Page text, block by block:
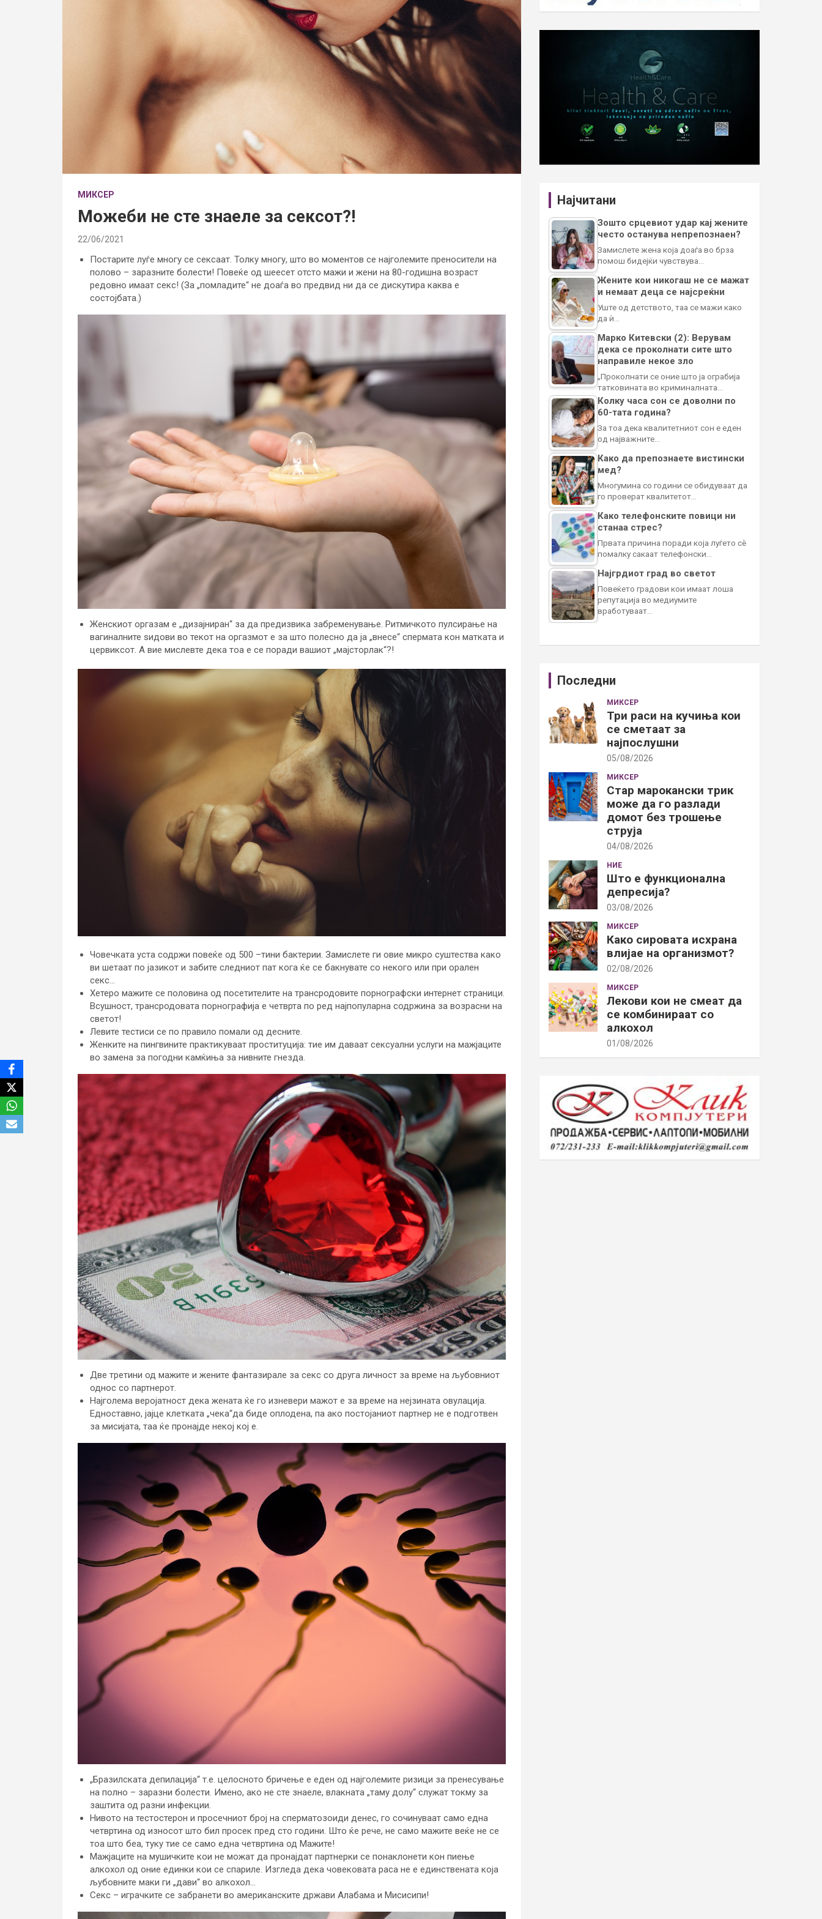
МИКСЕР
Можеби не сте знаеле за сексот?!
22/06/2021
Постарите луѓе многу се сексаат. Толку многу, што во моментов се најголемите преносители на
полово – заразните болести! Повеќе од шеесет отсто мажи и жени на 80-годишна возраст
редовно имаат секс! (За „помладите“ не доаѓа во предвид ни да се дискутира каква е
состојбата.)
Женскиот оргазам е „дизајниран“ за да предизвика забременување. Ритмичкото пулсирање на
вагиналните ѕидови во текот на оргазмот е за што полесно да ја „внесе“ спермата кон матката и
цервиксот. А вие мислевте дека тоа е се поради вашиот „мајсторлак“?!
Човечката уста содржи повеќе од 500 –тини бактерии. Замислете ги овие микро суштества како
ви шетаат по јазикот и забите следниот пат кога ќе се бакнувате со некого или при орален
секс…
Хетеро мажите се половина од посетителите на трансродовите порнографски интернет страници.
Всушност, трансродовата порнографија е четврта по ред најпопуларна содржина за возрасни на
светот!
Левите тестиси се по правило помали од десните.
Женките на пингвините практикуваат проституција: тие им даваат сексуални услуги на мажјаците
во замена за погодни камќиња за нивните гнезда.
Две третини од мажите и жените фантазирале за секс со друга личност за време на љубовниот
однос со партнерот.
Најголема веројатност дека жената ќе го изневери мажот е за време на нејзината овулација.
Едноставно, јајце клетката „чека“да биде оплодена, па ако постојаниот партнер не е подготвен
за мисијата, таа ќе пронајде некој кој е.
„Бразилската депилација“ т.е. целосното бричење е еден од најголемите ризици за пренесување
на полно – заразни болести. Имено, ако не сте знаеле, влакната „таму долу“ служат токму за
заштита од разни инфекции.
Нивото на тестостерон и просечниот број на сперматозоиди денес, го сочинуваат само една
четвртина од износот што бил просек пред сто години. Што ќе рече, не само мажите веќе не се
тоа што беа, туку тие се само една четвртина од Мажите!
Мажјаците на мушичките кои не можат да пронајдат партнерки се понаклонети кон пиење
алкохол од оние единки кои се спариле. Изгледа дека човековата раса не е единствената која
љубовните маки ги „дави“ во алкохол…
Секс – играчките се забранети во американските држави Алабама и Мисисипи!
Најчитани
Зошто срцевиот удар кај жените
често останува непрепознаен?
Замислете жена која доаѓа во брза
помош бидејќи чувствува…
Жените кои никогаш не се мажат
и немаат деца се најсреќни
Уште од детството, таа се мажи како
да ѝ…
Марко Китевски (2): Верувам
дека се проколнати сите што
направиле некое зло
„Проколнати се оние што ја ограбија
татковината во криминалната…
Колку часа сон се доволни по
60-тата година?
За тоа дека квалитетниот сон е еден
од најважните…
Како да препознаете вистински
мед?
Многумина со години се обидуваат да
го проверат квалитетот…
Како телефонските повици ни
станаа стрес?
Првата причина поради која луѓето сè
помалку сакаат телефонски…
Најгрдиот град во светот
Повеќето градови кои имаат лоша
репутација во медиумите
вработуваат…
Последни
МИКСЕР
Три раси на кучиња кои
се сметаат за
најпослушни
05/08/2026
МИКСЕР
Стар марокански трик
може да го разлади
домот без трошење
струја
04/08/2026
НИЕ
Што е функционална
депресија?
03/08/2026
МИКСЕР
Како сировата исхрана
влијае на организмот?
02/08/2026
МИКСЕР
Лекови кои не смеат да
се комбинираат со
алкохол
01/08/2026